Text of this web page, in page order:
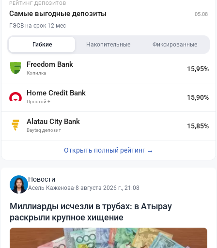
РЕЙТИНГ ДЕПОЗИТОВ
Самые выгодные депозиты 05.08
ГЭСВ на срок 12 мес
Гибкие Накопительные Фиксированные
Freedom Bank
Копилка
15,95%
Home Credit Bank
Простой +
15,90%
Alatau City Bank
Baytaq депозит
15,85%
Открыть полный рейтинг →
Новости
Асель Каженова·8 августа 2026 г., 21:08
Миллиарды исчезли в трубах: в Атырау
раскрыли крупное хищение